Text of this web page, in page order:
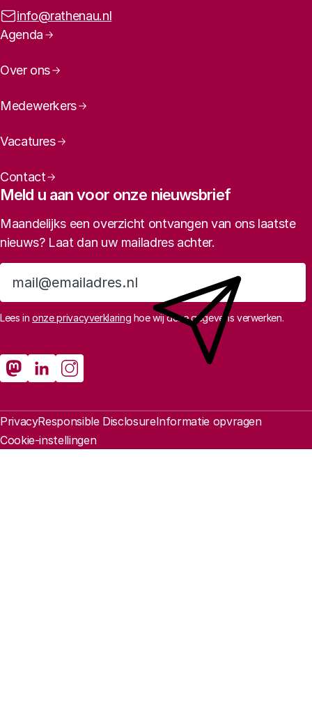
E-mailadres:
info@rathenau.nl
Paginanavigatie
Agenda
Over ons
Medewerkers
Vacatures
Contact
Meld u aan voor onze nieuwsbrief
Maandelijks een overzicht ontvangen van ons laatste
nieuws? Laat dan uw mailadres achter.
Aanmelden
Lees inonze privacyverklaring hoe wij deze gegevens verwerken.
Sociale media
Rathenau Mastodon
Rathenau LinkedIn
Rathenau Instagram
Juridische informatie
PrivacyResponsible DisclosureInformatie opvragen
Cookie-instellingen